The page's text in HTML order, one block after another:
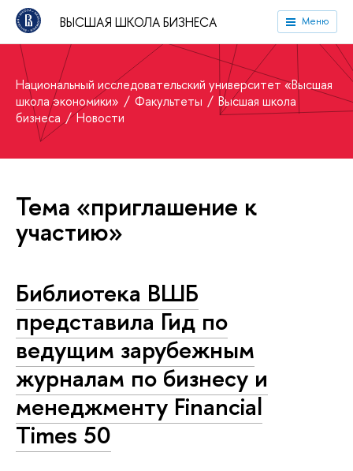
ВЫСШАЯ ШКОЛА БИЗНЕСА Меню
Национальный исследовательский университет «Высшая
школа экономики»
Факультеты
Высшая школа
бизнеса
Новости
Тема «приглашение к
участию»
Библиотека ВШБ
представила Гид по
ведущим зарубежным
журналам по бизнесу и
менеджменту Financial
Times 50